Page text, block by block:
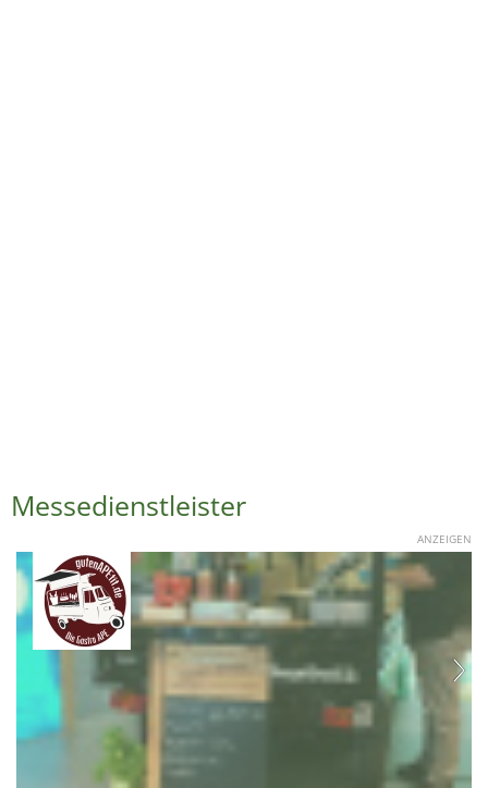
Messedienstleister
ANZEIGEN